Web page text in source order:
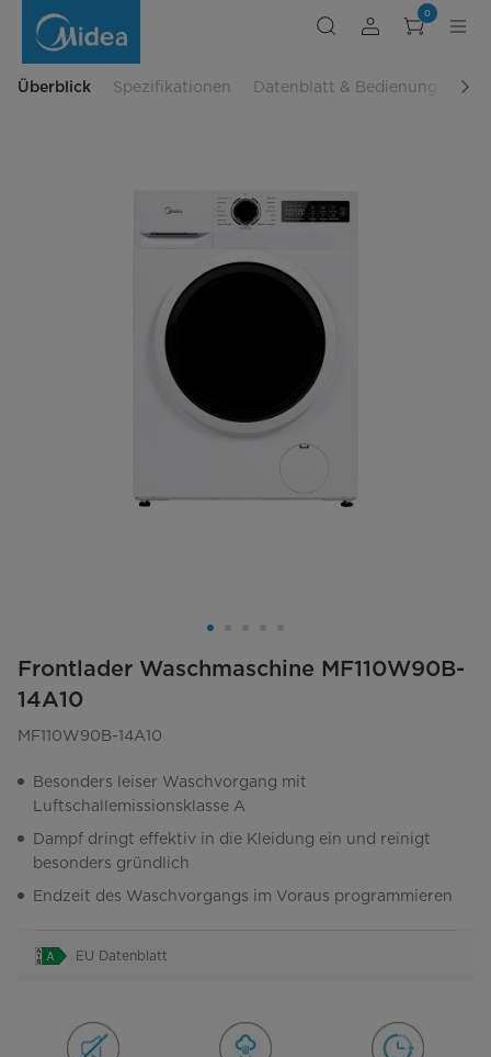
Waschmaschine
MF110W90B-
0
Überblick Spezifikationen Datenblatt &
Frontlader Waschmaschine MF110W90B-
14A10
MF110W90B-14A10
Besonders leiser Waschvorgang mit
Luftschallemissionsklasse A
Dampf dringt effektiv in die Kleidung ein und reinigt
besonders gründlich
Endzeit des Waschvorgangs im Voraus programmieren
EU Datenblatt